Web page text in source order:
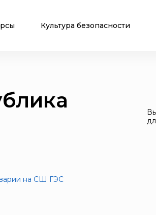
Культура безопасности
на СШ ГЭС